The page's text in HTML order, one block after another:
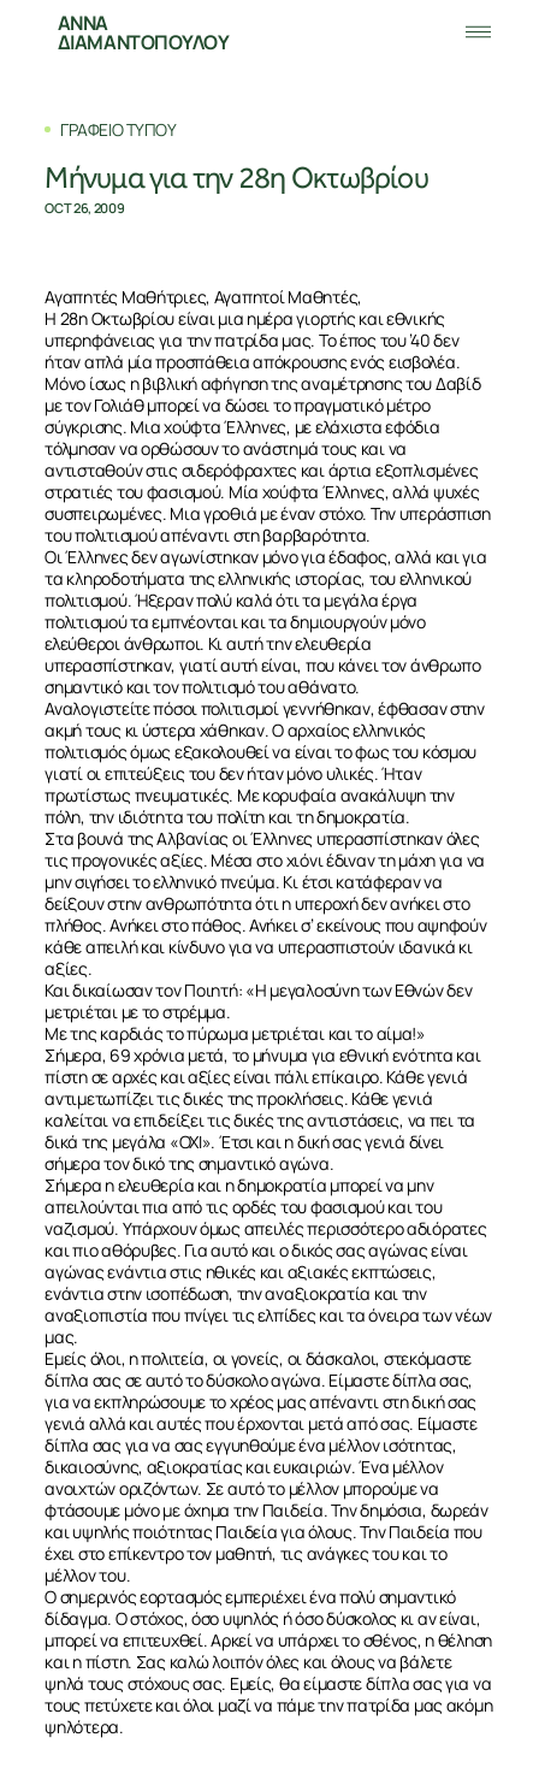
ΣΧΕΤΙΚΑ
ΝΕΑ
ΕΠΙΚΟΙΝΩΝΙΑ
ΑΝΝΑ
ΔΙΑΜΑΝΤΟΠΟΥΛΟΥ
ΓΡΑΦΕΙΟ ΤΥΠΟΥ
Μήνυμα για την 28η Οκτωβρίου
OCT 26, 2009
Αγαπητές Μαθήτριες, Αγαπητοί Μαθητές,
Η 28η Οκτωβρίου είναι μια ημέρα γιορτής και εθνικής
υπερηφάνειας για την πατρίδα μας. Το έπος του ’40 δεν
ήταν απλά μία προσπάθεια απόκρουσης ενός εισβολέα.
Μόνο ίσως η βιβλική αφήγηση της αναμέτρησης του Δαβίδ
με τον Γολιάθ μπορεί να δώσει το πραγματικό μέτρο
σύγκρισης. Μια χούφτα Έλληνες, με ελάχιστα εφόδια
τόλμησαν να ορθώσουν το ανάστημά τους και να
αντισταθούν στις σιδερόφραχτες και άρτια εξοπλισμένες
στρατιές του φασισμού. Μία χούφτα Έλληνες, αλλά ψυχές
συσπειρωμένες. Μια γροθιά με έναν στόχο. Την υπεράσπιση
του πολιτισμού απέναντι στη βαρβαρότητα.
Οι Έλληνες δεν αγωνίστηκαν μόνο για έδαφος, αλλά και για
τα κληροδοτήματα της ελληνικής ιστορίας, του ελληνικού
πολιτισμού. Ήξεραν πολύ καλά ότι τα μεγάλα έργα
πολιτισμού τα εμπνέονται και τα δημιουργούν μόνο
ελεύθεροι άνθρωποι. Κι αυτή την ελευθερία
υπερασπίστηκαν, γιατί αυτή είναι, που κάνει τον άνθρωπο
σημαντικό και τον πολιτισμό του αθάνατο.
Αναλογιστείτε πόσοι πολιτισμοί γεννήθηκαν, έφθασαν στην
ακμή τους κι ύστερα χάθηκαν. Ο αρχαίος ελληνικός
πολιτισμός όμως εξακολουθεί να είναι το φως του κόσμου
γιατί οι επιτεύξεις του δεν ήταν μόνο υλικές. Ήταν
πρωτίστως πνευματικές. Με κορυφαία ανακάλυψη την
πόλη, την ιδιότητα του πολίτη και τη δημοκρατία.
Στα βουνά της Αλβανίας οι Έλληνες υπερασπίστηκαν όλες
τις προγονικές αξίες. Μέσα στο χιόνι έδιναν τη μάχη για να
μην σιγήσει το ελληνικό πνεύμα. Κι έτσι κατάφεραν να
δείξουν στην ανθρωπότητα ότι η υπεροχή δεν ανήκει στο
πλήθος. Ανήκει στο πάθος. Ανήκει σ’ εκείνους που αψηφούν
κάθε απειλή και κίνδυνο για να υπερασπιστούν ιδανικά κι
αξίες.
Και δικαίωσαν τον Ποιητή: «Η μεγαλοσύνη των Εθνών δεν
μετριέται με το στρέμμα.
Με της καρδιάς το πύρωμα μετριέται και το αίμα!»
Σήμερα, 69 χρόνια μετά, το μήνυμα για εθνική ενότητα και
πίστη σε αρχές και αξίες είναι πάλι επίκαιρο. Κάθε γενιά
αντιμετωπίζει τις δικές της προκλήσεις. Κάθε γενιά
καλείται να επιδείξει τις δικές της αντιστάσεις, να πει τα
δικά της μεγάλα «ΟΧΙ». Έτσι και η δική σας γενιά δίνει
σήμερα τον δικό της σημαντικό αγώνα.
Σήμερα η ελευθερία και η δημοκρατία μπορεί να μην
απειλούνται πια από τις ορδές του φασισμού και του
ναζισμού. Υπάρχουν όμως απειλές περισσότερο αδιόρατες
και πιο αθόρυβες. Για αυτό και ο δικός σας αγώνας είναι
αγώνας ενάντια στις ηθικές και αξιακές εκπτώσεις,
ενάντια στην ισοπέδωση, την αναξιοκρατία και την
αναξιοπιστία που πνίγει τις ελπίδες και τα όνειρα των νέων
μας.
Εμείς όλοι, η πολιτεία, οι γονείς, οι δάσκαλοι, στεκόμαστε
δίπλα σας σε αυτό το δύσκολο αγώνα. Είμαστε δίπλα σας,
για να εκπληρώσουμε το χρέος μας απέναντι στη δική σας
γενιά αλλά και αυτές που έρχονται μετά από σας. Είμαστε
δίπλα σας για να σας εγγυηθούμε ένα μέλλον ισότητας,
δικαιοσύνης, αξιοκρατίας και ευκαιριών. Ένα μέλλον
ανοιχτών οριζόντων. Σε αυτό το μέλλον μπορούμε να
φτάσουμε μόνο με όχημα την Παιδεία. Την δημόσια, δωρεάν
και υψηλής ποιότητας Παιδεία για όλους. Την Παιδεία που
έχει στο επίκεντρο τον μαθητή, τις ανάγκες του και το
μέλλον του.
Ο σημερινός εορτασμός εμπεριέχει ένα πολύ σημαντικό
δίδαγμα. Ο στόχος, όσο υψηλός ή όσο δύσκολος κι αν είναι,
μπορεί να επιτευχθεί. Αρκεί να υπάρχει το σθένος, η θέληση
και η πίστη. Σας καλώ λοιπόν όλες και όλους να βάλετε
ψηλά τους στόχους σας. Εμείς, θα είμαστε δίπλα σας για να
τους πετύχετε και όλοι μαζί να πάμε την πατρίδα μας ακόμη
ψηλότερα.